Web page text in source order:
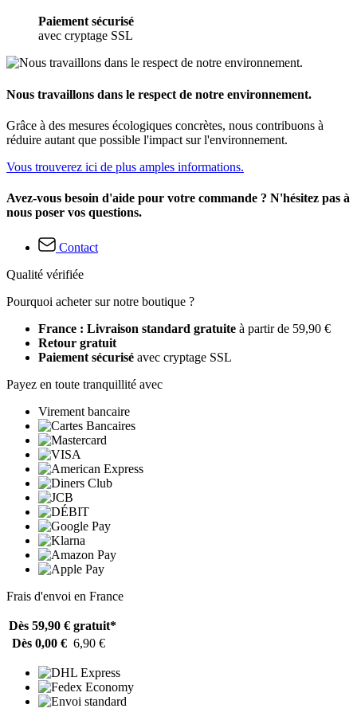
Paiement sécurisé
avec cryptage SSL
Nous travaillons dans le respect de notre environnement.
Grâce à des mesures écologiques concrètes, nous contribuons à
réduire autant que possible l'impact sur l'environnement.
Vous trouverez ici de plus amples informations.
Avez-vous besoin d'aide pour votre commande ? N'hésitez pas à
nous poser vos questions.
Contact
Qualité vérifiée
Pourquoi acheter sur notre boutique ?
France : Livraison standard gratuite à partir de 59,90 €
Retour gratuit
Paiement sécurisé avec cryptage SSL
Payez en toute tranquillité avec
Virement bancaire
Frais d'envoi en France
Dès 59,90 € gratuit*
Dès 0,00 € 6,90 €